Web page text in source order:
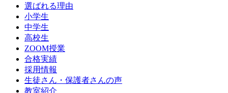
選ばれる理由
小学生
中学生
高校生
ZOOM授業
合格実績
採用情報
生徒さん・保護者さんの声
教室紹介